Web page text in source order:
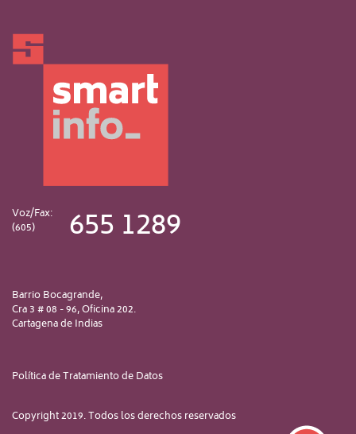
Voz/Fax:
(605)
655 1289
Barrio Bocagrande,
Cra 3 # 08 - 96, Oficina 202.
Cartagena de Indias
Política de Tratamiento de Datos
Copyright 2019. Todos los derechos reservados